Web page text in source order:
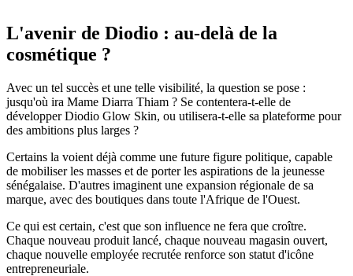
L'avenir de Diodio : au-delà de la
cosmétique ?
Avec un tel succès et une telle visibilité, la question se pose :
jusqu'où ira Mame Diarra Thiam ? Se contentera-t-elle de
développer Diodio Glow Skin, ou utilisera-t-elle sa plateforme pour
des ambitions plus larges ?
Certains la voient déjà comme une future figure politique, capable
de mobiliser les masses et de porter les aspirations de la jeunesse
sénégalaise. D'autres imaginent une expansion régionale de sa
marque, avec des boutiques dans toute l'Afrique de l'Ouest.
Ce qui est certain, c'est que son influence ne fera que croître.
Chaque nouveau produit lancé, chaque nouveau magasin ouvert,
chaque nouvelle employée recrutée renforce son statut d'icône
entrepreneuriale.